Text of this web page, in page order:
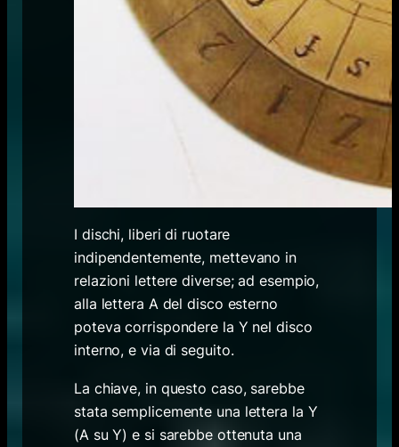
I dischi, liberi di ruotare
indipendentemente, mettevano in
relazioni lettere diverse; ad esempio,
alla lettera A del disco esterno
poteva corrispondere la Y nel disco
interno, e via di seguito.
La chiave, in questo caso, sarebbe
stata semplicemente una lettera la Y
(A su Y) e si sarebbe ottenuta una